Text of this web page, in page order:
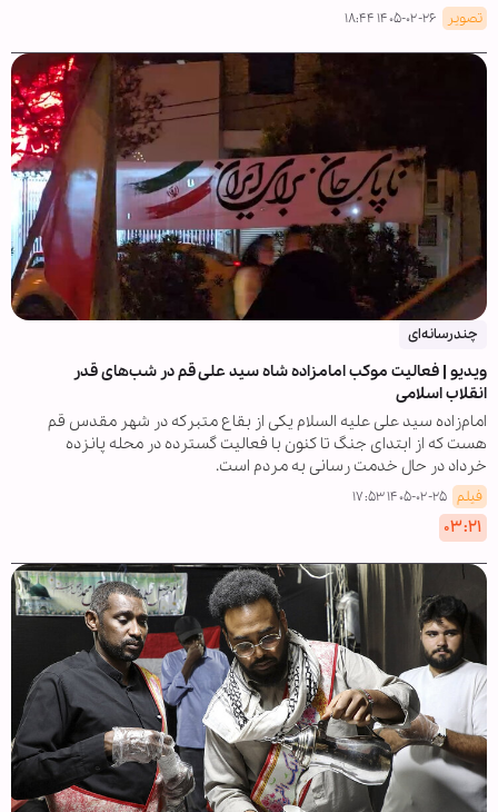
تصویر ۱۴۰۵-۰۲-۲۶ ۱۸:۴۴
چندرسانه‌ای
ویدیو | فعالیت موکب امامزاده شاه سید علی قم در شب‌های قدر
انقلاب اسلامی
امام‌زاده سید علی علیه السلام یکی از بقاع متبرکه در شهر مقدس قم
هست که از ابتدای جنگ تا کنون با فعالیت گسترده در محله پانزده
خرداد در حال خدمت رسانی به مردم است.
فیلم ۱۴۰۵-۰۲-۲۵ ۱۷:۵۳
۰۳:۲۱